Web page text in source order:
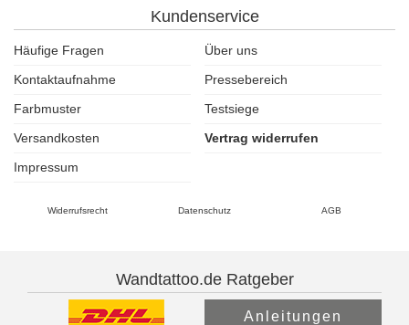
Kundenservice
Häufige Fragen
Über uns
Kontaktaufnahme
Pressebereich
Farbmuster
Testsiege
Versandkosten
Vertrag widerrufen
Impressum
Widerrufsrecht Datenschutz AGB
Wandtattoo.de Ratgeber
Anleitungen